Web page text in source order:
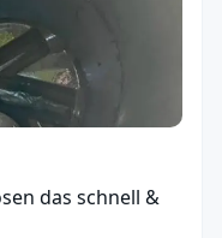
das schnell &